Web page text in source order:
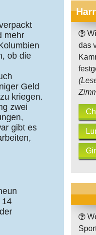
mehr
ob die
Geld
kriegen.
zwei
gibt es
14
das